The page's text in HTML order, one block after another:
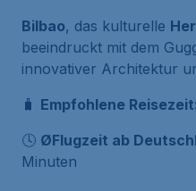
Bilbao, das kulturelle
beeindruckt mit dem
innovativer Architektur
🧳 Empfohlene Reisezeit:
🕓 ØFlugzeit ab
Minuten